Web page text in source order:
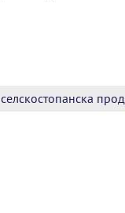
селскостопанска